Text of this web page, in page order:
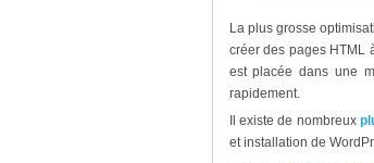
La plus grosse
créer des pages HTML
est placée dans une
rapidement.
Il existe de nombreux
et installation de